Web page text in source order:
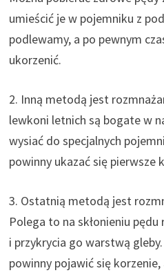
umieścić je w pojemniku z
podlewamy, a po pewnym
ukorzenić.
2. Inną metodą jest
lewkoni letnich są bogate w
wysiać do specjalnych
powinny ukazać się pierwsze
3. Ostatnią metodą jest
Polega to na skłonieniu
i przykrycia go warstwą
powinny pojawić się